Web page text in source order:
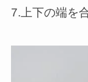
7.上下の端を